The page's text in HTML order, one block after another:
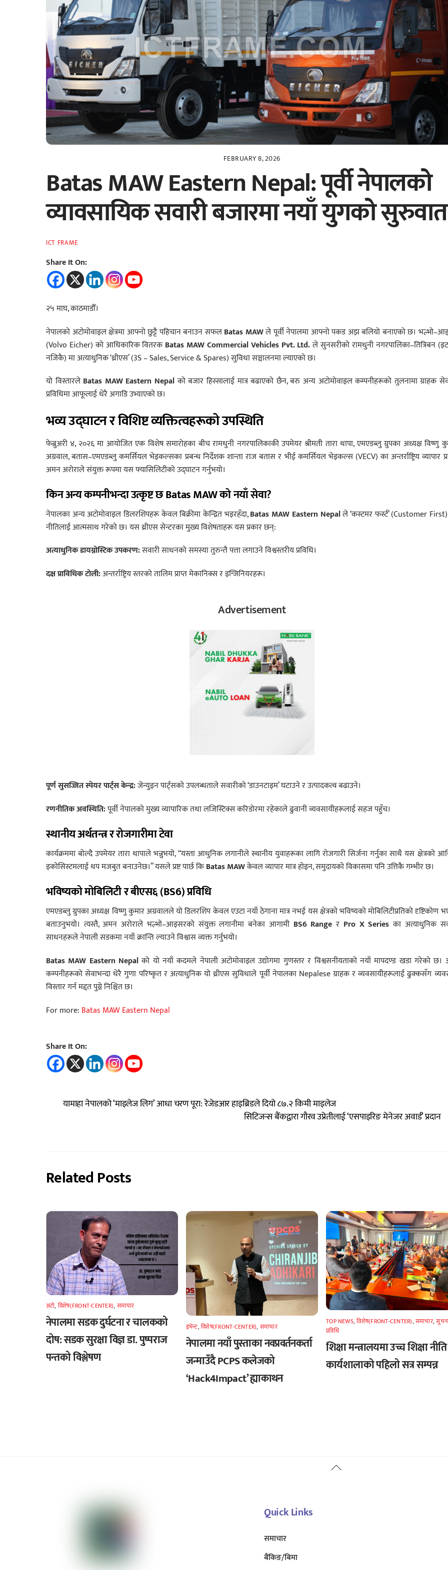
FEBRUARY 8, 2026
Batas MAW Eastern Nepal: पूर्वी नेपालको
व्यावसायिक सवारी बजारमा नयाँ युगको सुरुवात
ICT FRAME
Share It On:
२५ माघ, काठमाडौँ।
नेपालको अटोमोवाइल क्षेत्रमा आफ्नो छुट्टै पहिचान बनाउन सफलBatas MAWले पूर्वी नेपालमा आफ्नो पकड अझ बलियो बनाएको छ।
(Volvo Eicher) को आधिकारिक वितरकBatas MAW Commercial Vehicles Pvt. Ltd.ले सुनसरीको रामधुनी नगरपालिका–तित्रिबन
नजिकै) मा अत्याधुनिक ‘थ्रीएस’ (3S – Sales, Service & Spares) सुविधा सञ्चालनमा ल्याएको छ।
यो विस्तारले Batas MAW Eastern Nepalको बजार हिस्सालाई मात्र बढाएको छैन, बरु अन्य अटोमोवाइल कम्पनीहरूको तुलनामा ग्राहक
प्रविधिमा आफूलाई धेरै अगाडि उभ्याएको छ।
भव्य उद्घाटन र विशिष्ट व्यक्तित्वहरूको उपस्थिति
फेब्रुअरी ४, २०२६ मा आयोजित एक विशेष समारोहका बीच रामधुनी नगरपालिकाकी उपमेयर श्रीमती तारा थापा, एमएडब्लु ग्रुपका अध्यक्ष विष्णु
अग्रवाल, बतास–एमएडब्लु कमर्सियल भेइकल्सका प्रबन्ध निर्देशक शान्ता राज बतास र भीई कमर्सियल भेइकल्स (VECV) का अन्तर्राष्ट्रिय व्यापार
अमन अरोराले संयुक्त रूपमा यस फ्यासिलिटीको उद्घाटन गर्नुभयो।
किन अन्य कम्पनीभन्दा उत्कृष्ट छ Batas MAW को नयाँ सेवा?
नेपालका अन्य अटोमोवाइल डिलरशिपहरू केवल बिक्रीमा केन्द्रित भइरहँदा,Batas MAW Eastern Nepalले ‘कस्टमर फर्स्ट’ (Customer
नीतिलाई आत्मसाथ गरेको छ। यस थ्रीएस सेन्टरका मुख्य विशेषताहरू यस प्रकार छन्:
अत्याधुनिक डायग्नोस्टिक उपकरण:सवारी साधनको समस्या तुरुन्तै पत्ता लगाउने विश्वस्तरीय प्रविधि।
दक्ष प्राविधिक टोली:अन्तर्राष्ट्रिय स्तरको तालिम प्राप्त मेकानिक्स र इन्जिनियरहरू।
Advertisement
पूर्ण सुसज्जित स्पेयर पार्ट्स केन्द्र:जेन्युइन पार्ट्सको उपलब्धताले सवारीको ‘डाउनटाइम’ घटाउने र उत्पादकत्व बढाउने।
रणनीतिक अवस्थिति:पूर्वी नेपालको मुख्य व्यापारिक तथा लजिस्टिक्स करिडोरमा रहेकाले ढुवानी व्यवसायीहरूलाई सहज पहुँच।
स्थानीय अर्थतन्त्र र रोजगारीमा टेवा
कार्यक्रममा बोल्दै उपमेयर तारा थापाले भन्नुभयो, “यस्ता आधुनिक लगानीले स्थानीय युवाहरूका लागि रोजगारी सिर्जना गर्नुका साथै यस क्षेत्रको
इकोसिस्टमलाई थप मजबुत बनाउनेछ।” यसले प्रष्ट पार्छ किBatas MAWकेवल व्यापार मात्र होइन, समुदायको विकासमा पनि उत्तिकै गम्भीर छ।
भविष्यको मोबिलिटी र बीएस६ (BS6) प्रविधि
एमएडब्लु ग्रुपका अध्यक्ष विष्णु कुमार अग्रवालले यो डिलरशिप केवल एउटा नयाँ ठेगाना मात्र नभई यस क्षेत्रको भविष्यको मोबिलिटीप्रतिको दृष्टिकोण
बताउनुभयो। त्यस्तै, अमन अरोराले भल्भो–आइसरको संयुक्त लगानीमा बनेका आगामी BS6 Range र Pro X Series का अत्याधुनिक
साधनहरूले नेपाली सडकमा नयाँ क्रान्ति ल्याउने विश्वास व्यक्त गर्नुभयो।
Batas MAW Eastern Nepalको यो नयाँ कदमले नेपाली अटोमोवाइल उद्योगमा गुणस्तर र विश्वसनीयताको नयाँ मापदण्ड खडा गरेको छ।
कम्पनीहरूको सेवाभन्दा धेरै गुणा परिष्कृत र अत्याधुनिक यो थ्रीएस सुविधाले पूर्वी नेपालका Nepalese ग्राहक र व्यवसायीहरूलाई ढुक्कसँग
विस्तार गर्न मद्दत पुग्ने निश्चित छ।
For more: Batas MAW Eastern Nepal
Share It On:
यामाहा नेपालको ‘माइलेज लिग’ आधा चरण पूरा: रेजेडआर हाइब्रिडले दियो ८७.२ किमी माइलेज
सिटिजन्स बैंकद्वारा गौरव उप्रेतीलाई ‘एसपाइरिङ मेनेजर अवार्ड’ प्रदान
Related Posts
अटाे, विशेष(FRONT-CENTER), समाचार
नेपालमा सडक दुर्घटना र चालकको
दोष: सडक सुरक्षा विज्ञ डा. पुष्पराज
पन्तको विश्लेषण
इभेन्ट,विशेष(FRONT-CENTER), समाचार
नेपालमा नयाँ पुस्ताका नवप्रवर्तनकर्ता
जन्माउँदै PCPS कलेजको
‘Hack4Impact’ ह्याकाथन
TOP NEWS,विशेष(FRONT-CENTER),समाचार,
प्रविधि
शिक्षा मन्त्रालयमा उच्च शिक्षा नीति
कार्यशालाको पहिलो सत्र सम्पन्न
Back
Quick Links
समाचार
बैंकिङ/बिमा